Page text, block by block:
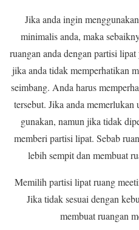
Jika anda ingin
minimalis anda, maka
ruangan anda dengan partisi
jika anda tidak memperhatikan
seimbang. Anda harus
tersebut. Jika anda memerlukan
gunakan, namun jika tidak
memberi partisi lipat. Sebab
lebih sempit dan membuat
Memilih partisi lipat ruang
Jika tidak sesuai dengan
membuat ruangan